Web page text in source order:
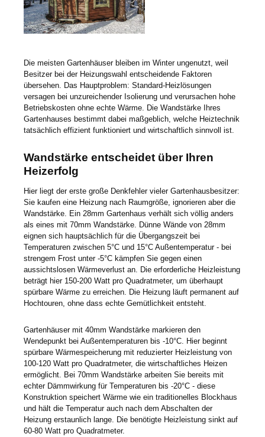
Die meisten Gartenhäuser bleiben im Winter ungenutzt, weil
Besitzer bei der Heizungswahl entscheidende Faktoren
übersehen. Das Hauptproblem: Standard-Heizlösungen
versagen bei unzureichender Isolierung und verursachen hohe
Betriebskosten ohne echte Wärme. Die Wandstärke Ihres
Gartenhauses bestimmt dabei maßgeblich, welche Heiztechnik
tatsächlich effizient funktioniert und wirtschaftlich sinnvoll ist.
Wandstärke entscheidet über Ihren
Heizerfolg
Hier liegt der erste große Denkfehler vieler Gartenhausbesitzer:
Sie kaufen eine Heizung nach Raumgröße, ignorieren aber die
Wandstärke. Ein 28mm Gartenhaus verhält sich völlig anders
als eines mit 70mm Wandstärke. Dünne Wände von 28mm
eignen sich hauptsächlich für die Übergangszeit bei
Temperaturen zwischen 5°C und 15°C Außentemperatur - bei
strengem Frost unter -5°C kämpfen Sie gegen einen
aussichtslosen Wärmeverlust an. Die erforderliche Heizleistung
beträgt hier 150-200 Watt pro Quadratmeter, um überhaupt
spürbare Wärme zu erreichen. Die Heizung läuft permanent auf
Hochtouren, ohne dass echte Gemütlichkeit entsteht.
Gartenhäuser mit 40mm Wandstärke markieren den
Wendepunkt bei Außentemperaturen bis -10°C. Hier beginnt
spürbare Wärmespeicherung mit reduzierter Heizleistung von
100-120 Watt pro Quadratmeter, die wirtschaftliches Heizen
ermöglicht. Bei 70mm Wandstärke arbeiten Sie bereits mit
echter Dämmwirkung für Temperaturen bis -20°C - diese
Konstruktion speichert Wärme wie ein traditionelles Blockhaus
und hält die Temperatur auch nach dem Abschalten der
Heizung erstaunlich lange. Die benötigte Heizleistung sinkt auf
60-80 Watt pro Quadratmeter.